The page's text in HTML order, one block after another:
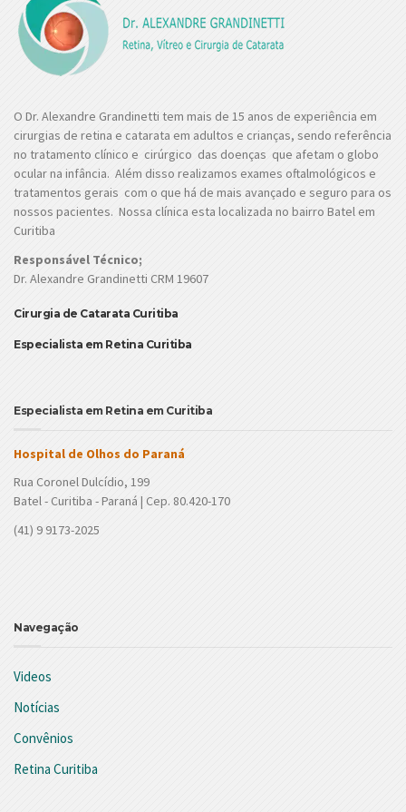
O Dr. Alexandre Grandinetti tem mais de 15 anos de experiência em
cirurgias de retina e catarata em adultos e crianças, sendo referência
no tratamento clínico e cirúrgico das doenças que afetam o globo
ocular na infância. Além disso realizamos exames oftalmológicos e
tratamentos gerais com o que há de mais avançado e seguro para os
nossos pacientes. Nossa clínica esta localizada no bairro Batel em
Curitiba
Responsável Técnico;
Dr. Alexandre Grandinetti CRM 19607
Cirurgia de Catarata Curitiba
Especialista em Retina Curitiba
Especialista em Retina em Curitiba
Hospital de Olhos do Paraná
Rua Coronel Dulcídio, 199
Batel - Curitiba - Paraná | Cep. 80.420-170
(41) 9 9173-2025
Navegação
Videos
Notícias
Convênios
Retina Curitiba